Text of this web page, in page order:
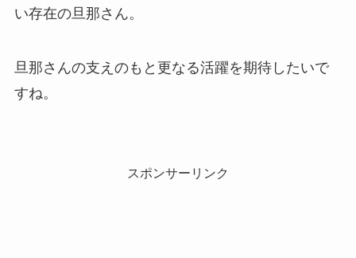
い存在の旦那さん。
旦那さんの支えのもと更なる活躍を期待したいで
すね。
スポンサーリンク